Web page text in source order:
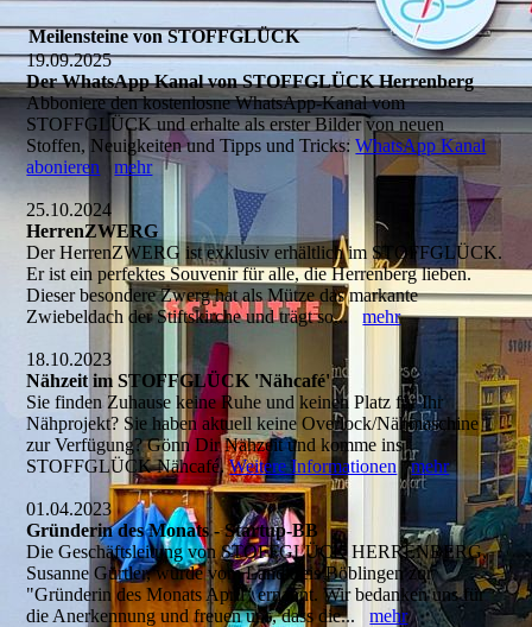
Meilensteine von STOFFGLÜCK
19.09.2025
Der WhatsApp Kanal von STOFFGLÜCK Herrenberg
Abboniere den kostenlosne WhatsApp-Kanal vom
STOFFGLÜCK und erhalte als erster Bilder von neuen
Stoffen, Neuigkeiten und Tipps und Tricks:WhatsApp Kanal
abonieren
mehr
25.10.2024
HerrenZWERG
Der HerrenZWERG ist exklusiv erhältlich im STOFFGLÜCK.
Er ist ein perfektes Souvenir für alle, die Herrenberg lieben.
Dieser besondere Zwerg hat als Mütze das markante
Zwiebeldach der Stiftskirche und trägt so...mehr
18.10.2023
Nähzeit im STOFFGLÜCK 'Nähcafé'
Sie finden Zuhause keine Ruhe und keinen Platz für Ihr
Nähprojekt? Sie haben aktuell keine Overlock/Nähmaschine
zur Verfügung? Gönn Dir Nähzeit und komme ins
STOFFGLÜCK Nähcafé.Weitere Informationen mehr
01.04.2023
Gründerin des Monats - Startup-BB
Die Geschäftsleitung von STOFFGLÜCK HERRENBERG,
Susanne Gürtler, wurde vom Landkreis Böblingen zur
"Gründerin des Monats April" ernannt. Wir bedanken uns für
die Anerkennung und freuen uns, dass die...mehr